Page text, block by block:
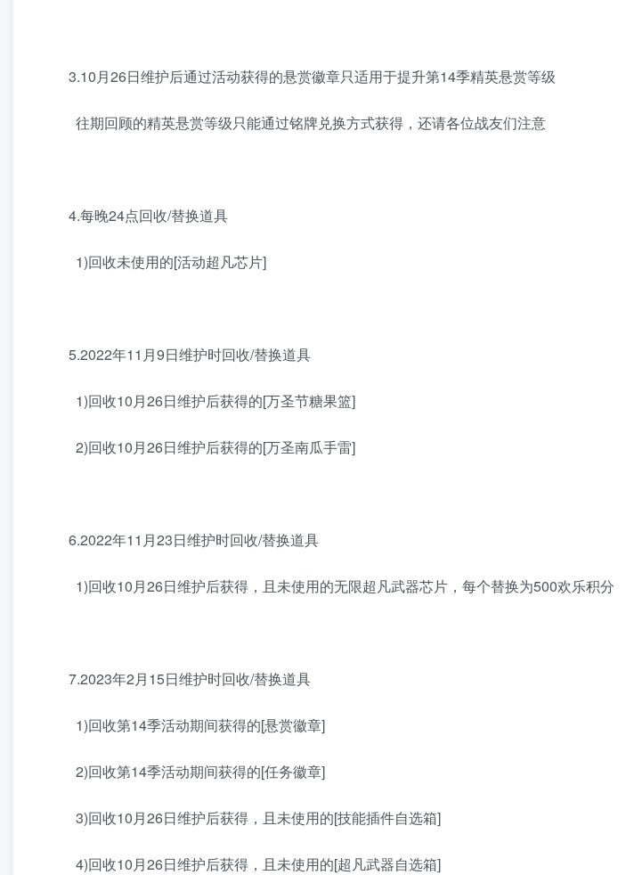
3.10月26日维护后通过活动获得的悬赏徽章只适用于提升第14季精英悬赏等级
往期回顾的精英悬赏等级只能通过铭牌兑换方式获得，还请各位战友们注意
4.每晚24点回收/替换道具
1)回收未使用的[活动超凡芯片]
5.2022年11月9日维护时回收/替换道具
1)回收10月26日维护后获得的[万圣节糖果篮]
2)回收10月26日维护后获得的[万圣南瓜手雷]
6.2022年11月23日维护时回收/替换道具
1)回收10月26日维护后获得，且未使用的无限超凡武器芯片，每个替换为500欢乐积分
7.2023年2月15日维护时回收/替换道具
1)回收第14季活动期间获得的[悬赏徽章]
2)回收第14季活动期间获得的[任务徽章]
3)回收10月26日维护后获得，且未使用的[技能插件自选箱]
4)回收10月26日维护后获得，且未使用的[超凡武器自选箱]